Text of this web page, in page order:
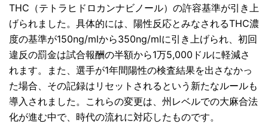
THC（テトラヒドロカンナビノール）の許容基準が引き上
げられました。具体的には、陽性反応とみなされるTHC濃
度の基準が150ng/mlから350ng/mlに引き上げられ、初回
違反の罰金は試合報酬の半額から1万5,000ドルに軽減さ
れます。また、選手が1年間陽性の検査結果を出さなかっ
た場合、その記録はリセットされるという新たなルールも
導入されました。これらの変更は、州レベルでの大麻合法
化が進む中で、時代の流れに対応したものです。